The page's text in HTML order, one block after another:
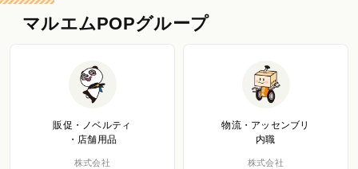
マルエムPOPグループ
販促・ノベルティ
・店舗用品
株式会社
物流・アッセンブリ
内職
株式会社